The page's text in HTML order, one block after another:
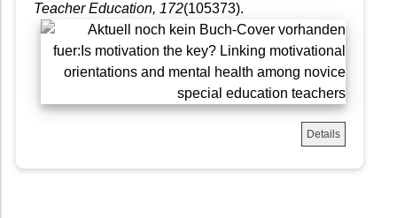
Teacher Education, 172(105373).
Details